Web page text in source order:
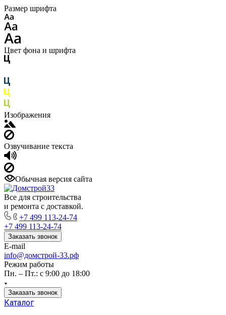
Размер шрифта
Цвет фона и шрифта
Изображения
Озвучивание текста
Обычная версия сайта
Все для строительства
и ремонта с доставкой.
+7 499 113-24-74
+7 499 113-24-74
Заказать звонок
E-mail
info@домстрой-33.рф
Режим работы
Пн. – Пт.: с 9:00 до 18:00
Заказать звонок
Каталог